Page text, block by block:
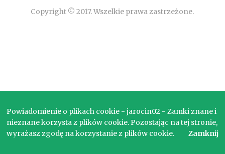
Copyright © 2017. Wszelkie prawa zastrzeżone.
Powiadomienie o plikach cookie - jarocin02 - Zamki znane i
nieznane korzysta z plików cookie. Pozostając na tej stronie,
wyrażasz zgodę na korzystanie z plików cookie.
Zamknij